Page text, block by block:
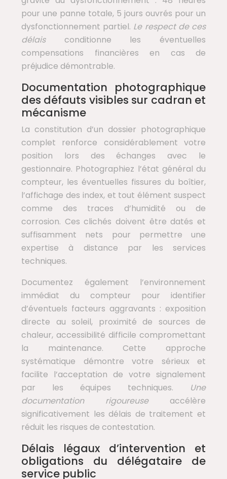
pour une panne totale, 5 jours ouvrés pour un
dysfonctionnement partiel. Le respect de ces
délais conditionne les éventuelles
compensations financières en cas de
préjudice démontrable.
Documentation photographique
des défauts visibles sur cadran et
mécanisme
La constitution d’un dossier photographique
complet renforce considérablement votre
position lors des échanges avec le
gestionnaire. Photographiez l’état général du
compteur, les éventuelles fissures du boîtier,
l’affichage des index, et tout élément suspect
comme des traces d’humidité ou de
corrosion. Ces clichés doivent être datés et
suffisamment nets pour permettre une
expertise à distance par les services
techniques.
Documentez également l’environnement
immédiat du compteur pour identifier
d’éventuels facteurs aggravants : exposition
directe au soleil, proximité de sources de
chaleur, accessibilité difficile compromettant
la maintenance. Cette approche
systématique démontre votre sérieux et
facilite l’acceptation de votre signalement
par les équipes techniques. Une
documentation rigoureuse accélère
significativement les délais de traitement et
réduit les risques de contestation.
Délais légaux d’intervention et
obligations du délégataire de
service public